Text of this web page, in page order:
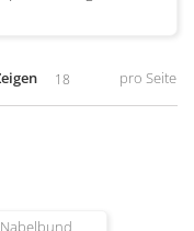
18 pro Seite